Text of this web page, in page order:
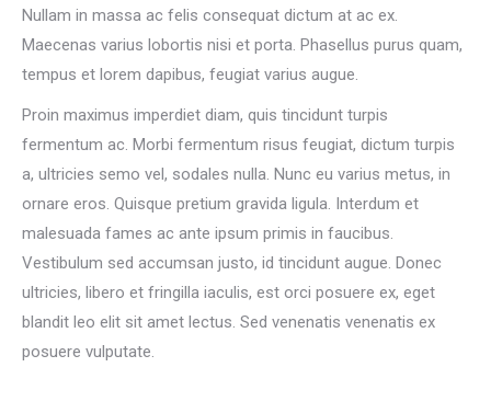
Nullam in massa ac felis consequat dictum at ac ex.
Maecenas varius lobortis nisi et porta. Phasellus purus quam,
tempus et lorem dapibus, feugiat varius augue.
Proin maximus imperdiet diam, quis tincidunt turpis
fermentum ac. Morbi fermentum risus feugiat, dictum turpis
a, ultricies semo vel, sodales nulla. Nunc eu varius metus, in
ornare eros. Quisque pretium gravida ligula. Interdum et
malesuada fames ac ante ipsum primis in faucibus.
Vestibulum sed accumsan justo, id tincidunt augue. Donec
ultricies, libero et fringilla iaculis, est orci posuere ex, eget
blandit leo elit sit amet lectus. Sed venenatis venenatis ex
posuere vulputate.